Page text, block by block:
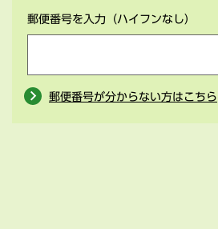
郵便番号を入力 （ハイフンなし）
郵便番号が分からない方はこちら